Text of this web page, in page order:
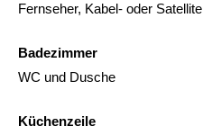
Fernseher, Kabel- oder
Badezimmer
WC und Dusche
Küchenzeile